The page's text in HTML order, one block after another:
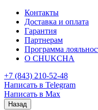
Контакты
Доставка и оплата
Гарантия
Партнерам
Программа
О CHUKCHA
+7 (843) 210-52-48
Написать в Telegram
Написать в Max
Назад